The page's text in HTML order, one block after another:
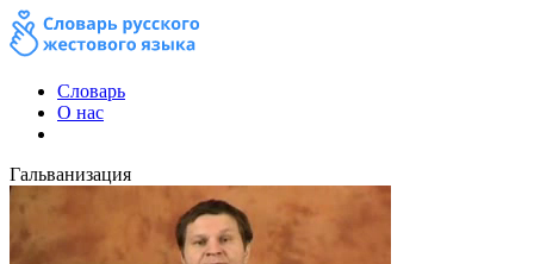
Словарь
О нас
Гальванизация